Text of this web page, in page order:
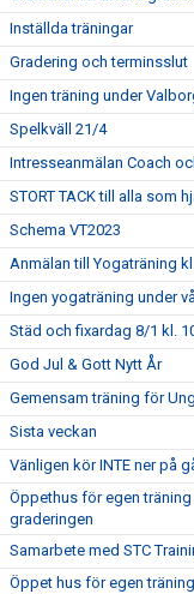
Inställda träningar
Gradering och terminsslut
Ingen träning under
Spelkväll 21/4
Intresseanmälan Coach
STORT TACK till alla som
Schema VT2023
Anmälan till Yogaträning
Ingen yogaträning under
Städ och fixardag 8/1 kl.
God Jul & Gott Nytt År
Gemensam träning för
Sista veckan
Vänligen kör INTE ner på
Öppethus för egen
graderingen
Samarbete med STC
Öppet hus för egen